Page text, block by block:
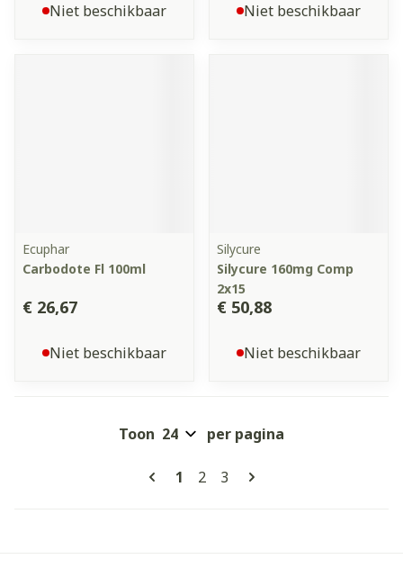
Niet beschikbaar Niet beschikbaar
Ecuphar
Carbodote Fl 100ml
€ 26,67
Niet beschikbaar
Silycure
Silycure 160mg Comp
2x15
€ 50,88
Niet beschikbaar
Pagina's
U lees momenteel pagina
1 Pagina
2 Pagina
3
Toon per pagina